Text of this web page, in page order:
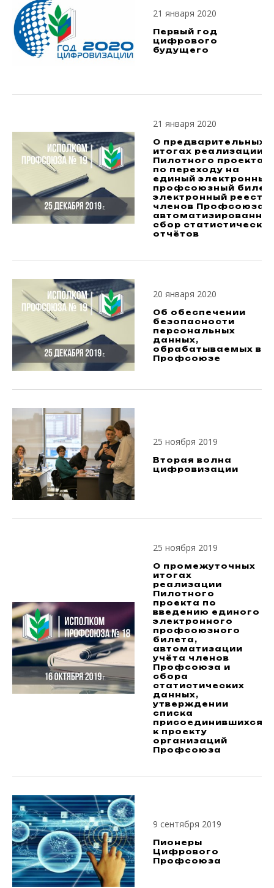
21 января 2020
Первый год
цифрового
будущего
21 января 2020
О предварительных
итогах реализации
Пилотного проекта
по переходу на
единый электронный
профсоюзный билет,
электронный реестр
членов Профсоюза и
сбор
отчётов
20 января 2020
Об обеспечении
безопасности
персональных
данных,
обрабатываемых в
Профсоюзе
25 ноября 2019
Вторая волна
цифровизации
25 ноября 2019
О промежуточных
итогах
реализации
Пилотного
проекта по
введению единого
электронного
профсоюзного
билета,
автоматизации
учёта членов
Профсоюза и
сбора
статистических
данных,
утверждении
списка
присоединившихся
к проекту
организаций
Профсоюза
9 сентября 2019
Пионеры
Цифрового
Профсоюза